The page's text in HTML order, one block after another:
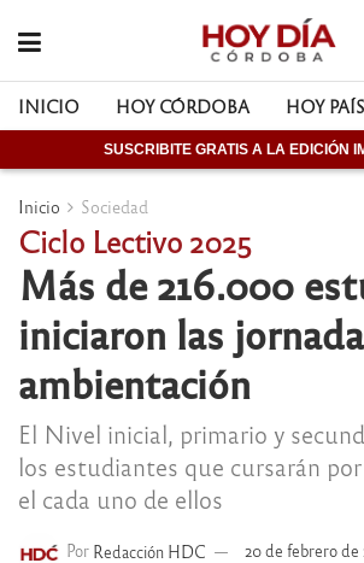
INICIO HOY CÓRDOBA HOY PAÍS
SUSCRIBITE GRATIS A LA EDICIÓN
Inicio Sociedad
Ciclo Lectivo 2025
Más de 216.000
iniciaron las
ambientación
El Nivel inicial, primario y
los estudiantes que cursarán
el cada uno de ellos
Por Redacción HDC 20 de febrero de